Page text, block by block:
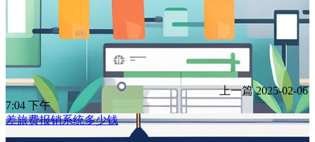
上一篇 2025-02-06
7:04 下午
差旅费报销系统多少钱